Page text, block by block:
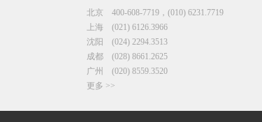
北京 400-608-7719，(010) 6231.7719
上海 (021) 6126.3966
沈阳 (024) 2294.3513
成都 (028) 8661.2625
广州 (020) 8559.3520
更多 >>